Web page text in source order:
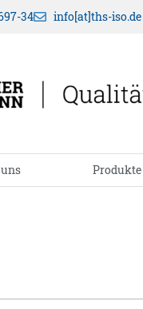
34 info[at]ths-iso.de
Produkte